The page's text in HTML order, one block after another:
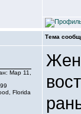
Тема
Мар 11,
Florida